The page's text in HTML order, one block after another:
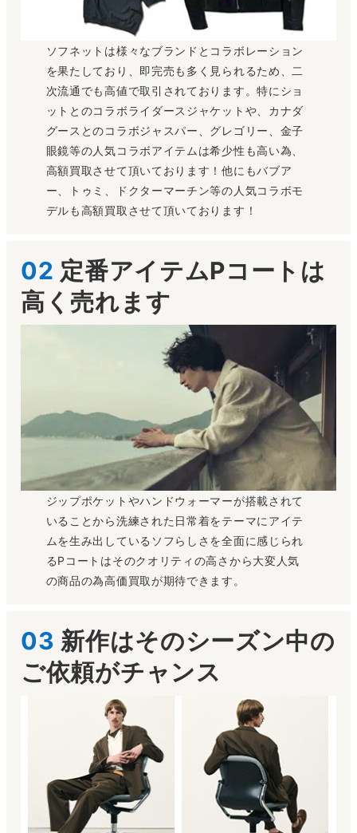
ソフのアイコニックな迷彩をIN。中古市場への流通数が少ない
お品物ですので高額査定を行なっております。
～40,000円買取
ソフ × CANADAGOOSE
JASPER
ソフネットとカナダグースのコラボレーションジャケットは、
カナダグースの定番モデル「ジャスパー」をベースに、オリジ
ナルにはないカラーバリエーションが展開され話題を集め今で
ソフネットは様々なブランドとコラボレーション
を果たしており、即完売も多く見られるため、二
次流通でも高値で取引されております。特にショ
ットとのコラボライダースジャケットや、カナダ
グースとのコラボジャスパー、グレゴリー、金子
眼鏡等の人気コラボアイテムは希少性も高い為、
高額買取させて頂いております！他にもバブア
ー、トゥミ、ドクターマーチン等の人気コラボモ
デルも高額買取させて頂いております！
02 定番アイテムPコートは
高く売れます
ジップポケットやハンドウォーマーが搭載されて
いることから洗練された日常着をテーマにアイテ
ムを生み出しているソフらしさを全面に感じられ
るPコートはそのクオリティの高さから大変人気
の商品の為高価買取が期待できます。
03 新作はそのシーズン中の
ご依頼がチャンス